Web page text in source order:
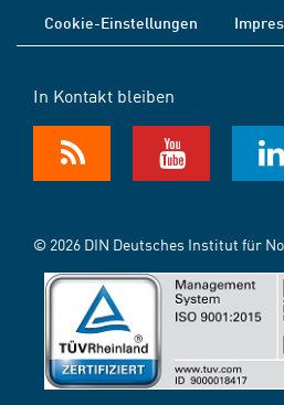
Cookie-Einstellungen
In Kontakt bleiben
© 2026 DIN Deutsches Institut für